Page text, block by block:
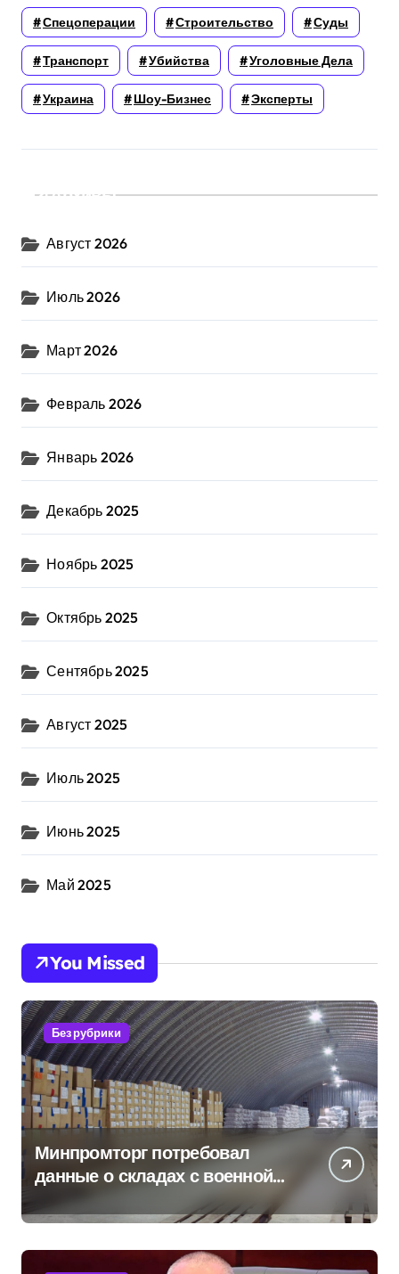
Спецоперации Строительство Суды
Транспорт Убийства Уголовные Дела
Украина Шоу-Бизнес Эксперты
Архивы
Август 2026
Июль 2026
Март 2026
Февраль 2026
Январь 2026
Декабрь 2025
Ноябрь 2025
Октябрь 2025
Сентябрь 2025
Август 2025
Июль 2025
Июнь 2025
Май 2025
You Missed
Без рубрики
Минпромторг потребовал
данные о складах с военной
продукцией: предприятия
обратились в СК